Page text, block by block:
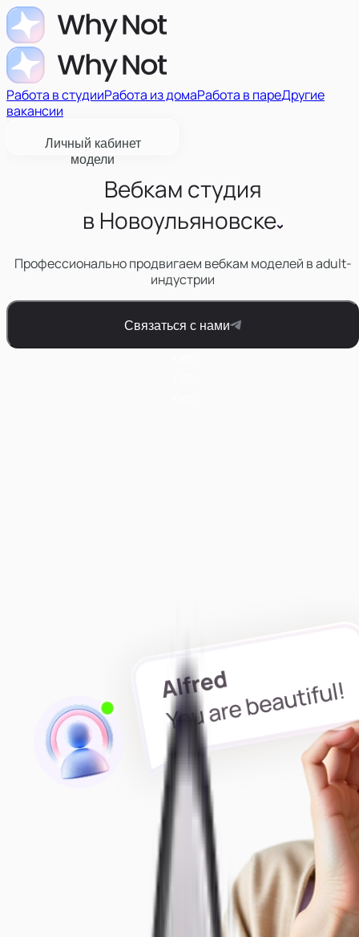
Работа в студииРабота из домаРабота в пареДругие
вакансии
Личный кабинет
модели
Вебкам студия
в Новоульяновске
Профессионально продвигаем вебкам моделей в adult-
индустрии
Связаться с нами